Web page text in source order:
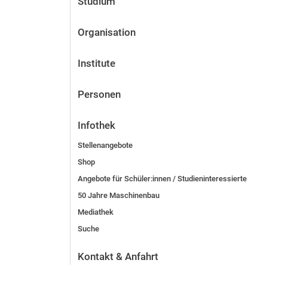
Organisation
Institute
Personen
Infothek
Stellenangebote
Shop
Angebote für Schüler:innen / Studieninteressierte
50 Jahre Maschinenbau
Mediathek
Suche
Kontakt & Anfahrt